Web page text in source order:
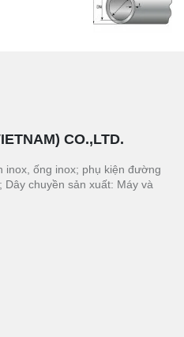
CO.,LTD.
inox, ống inox; phụ kiện đường
chuyền sản xuất: Máy và